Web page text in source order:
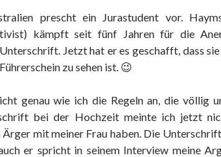
prescht ein Jurastudent vor.
kämpft seit fünf Jahren für die
Jetzt hat er es geschafft, dass
zu sehen ist. 😉
genau wie ich die Regeln an, die völlig
bei der Hochzeit meinte ich jetzt
Ärger mit meiner Frau haben. Die
er spricht in seinem Interview meine